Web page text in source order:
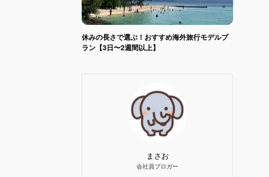
休みの長さで選ぶ！おすすめ海外旅行モデルプ
ラン【3日〜2週間以上】
まさお
会社員ブロガー